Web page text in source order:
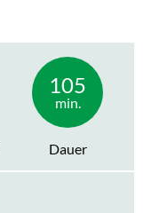
105
min.
Dauer